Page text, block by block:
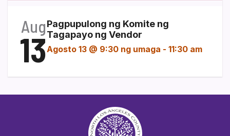
Aug
13
Pagpupulong ng Komite ng
Tagapayo ng Vendor
Agosto 13 @ 9:30 ng umaga - 11:30 am